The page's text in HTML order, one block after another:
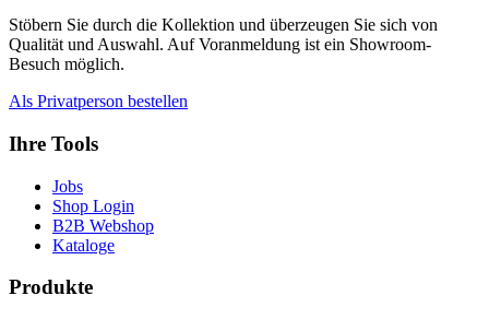
Stöbern Sie durch die Kollektion und überzeugen Sie sich von
Qualität und Auswahl. Auf Voranmeldung ist ein Showroom-
Besuch möglich.
Als Privatperson bestellen
Ihre Tools
Jobs
Shop Login
B2B Webshop
Kataloge
Produkte